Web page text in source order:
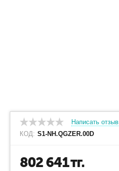
Написать отзыв
КОД: S1-NH.QGZER.00D
802 641тг.